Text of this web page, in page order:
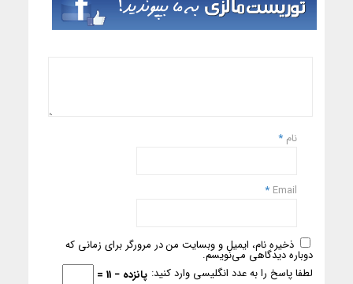
نام *
Email
*
ذخیره نام، ایمیل و وبسایت من در مرورگر برای زمانی که
دوباره دیدگاهی می‌نویسم.
لطفا پاسخ را به عدد انگلیسی وارد کنید: پانزده − 11 =